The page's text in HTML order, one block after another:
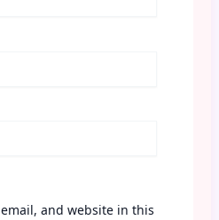
and website in this